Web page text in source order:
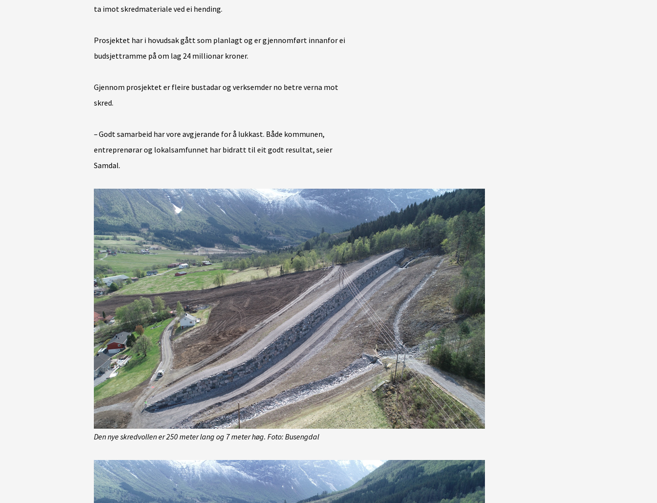
ta imot skredmateriale ved ei hending.
Prosjektet har i hovudsak gått som planlagt og er gjennomført innanfor ei
budsjettramme på om lag 24 millionar kroner.
Gjennom prosjektet er fleire bustadar og verksemder no betre verna mot
skred.
– Godt samarbeid har vore avgjerande for å lukkast. Både kommunen,
entreprenørar og lokalsamfunnet har bidratt til eit godt resultat, seier
Samdal.
Den nye skredvollen er 250 meter lang og 7 meter høg. Foto: Busengdal